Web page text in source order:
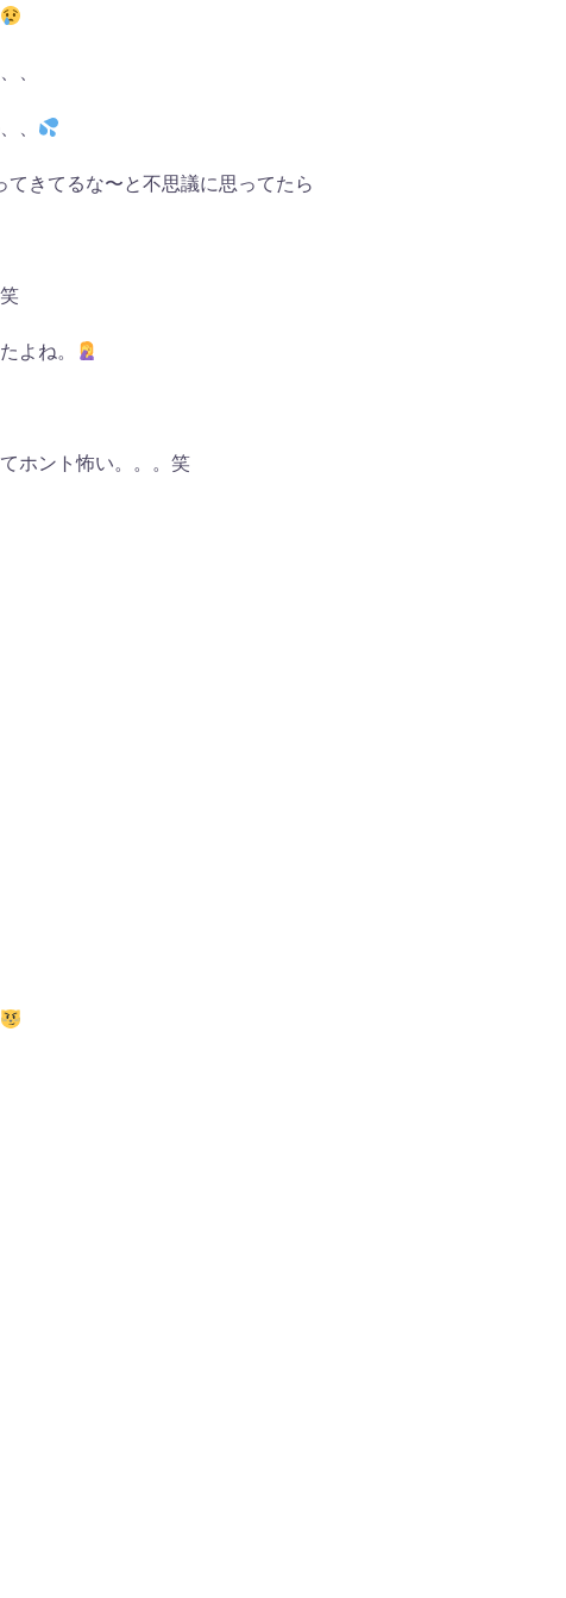
、
、
きてるな〜と不思議に思ってたら
よね。
ホント怖い。。。笑